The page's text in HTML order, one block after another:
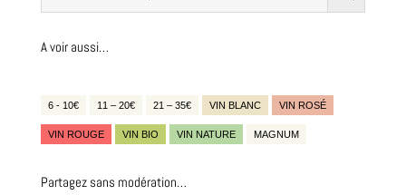
A voir aussi…
6 - 10€ 11 – 20€ 21 – 35€ VIN BLANC VIN ROSÉ
VIN ROUGE VIN BIO VIN NATURE MAGNUM
Partagez sans modération…